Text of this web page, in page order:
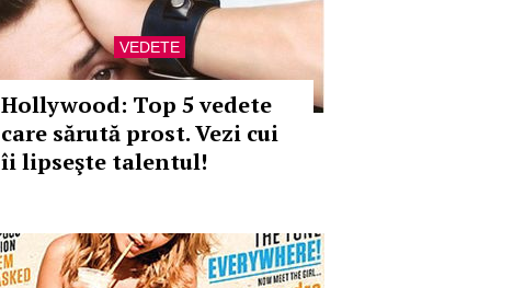
VEDETE
Hollywood: Top 5 vedete
care sărută prost. Vezi cui
îi lipseşte talentul!